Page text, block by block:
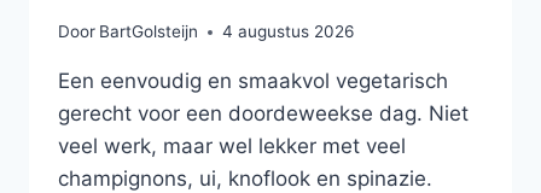
Door BartGolsteijn 4 augustus 2026
Een eenvoudig en smaakvol vegetarisch
gerecht voor een doordeweekse dag. Niet
veel werk, maar wel lekker met veel
champignons, ui, knoflook en spinazie.